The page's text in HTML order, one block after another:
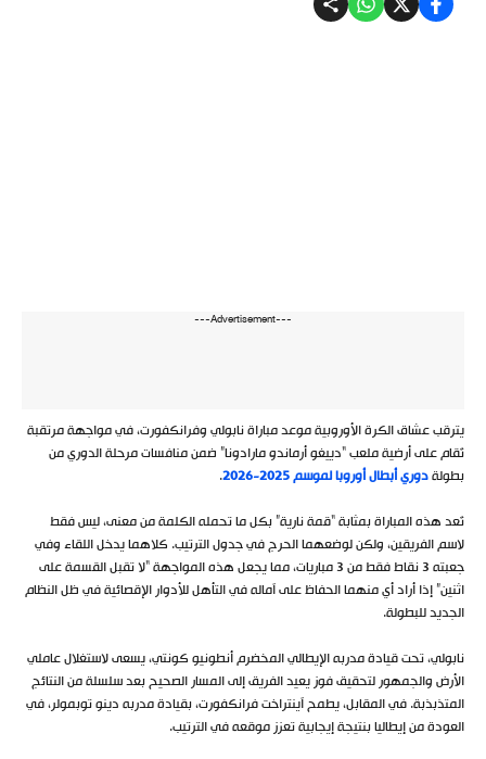
---Advertisement---
يترقب عشاق الكرة الأوروبية موعد مباراة نابولي وفرانكفورت، في مواجهة مرتقبة
تُقام على أرضية ملعب “دييغو أرماندو مارادونا” ضمن منافسات مرحلة الدوري من
بطولةدوري أبطال أوروبا لموسم 2025-2026
.
تُعد هذه المباراة بمثابة “قمة نارية” بكل ما تحمله الكلمة من معنى، ليس فقط
لاسم الفريقين، ولكن لوضعهما الحرج في جدول الترتيب. كلاهما يدخل اللقاء وفي
جعبته 3 نقاط فقط من 3 مباريات، مما يجعل هذه المواجهة “لا تقبل القسمة على
اثنين” إذا أراد أي منهما الحفاظ على آماله في التأهل للأدوار الإقصائية في ظل النظام
الجديد للبطولة.
نابولي، تحت قيادة مدربه الإيطالي المخضرم أنطونيو كونتي، يسعى لاستغلال عاملي
الأرض والجمهور لتحقيق فوز يعيد الفريق إلى المسار الصحيح بعد سلسلة من النتائج
المتذبذبة. في المقابل، يطمح آينتراخت فرانكفورت، بقيادة مدربه دينو توبمولر، في
العودة من إيطاليا بنتيجة إيجابية تعزز موقعه في الترتيب.